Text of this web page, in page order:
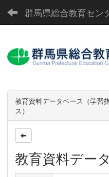
群馬県総合教育セン
教育資料データベース（学習
ス）
教育資料デー